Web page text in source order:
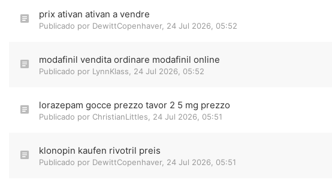
prix ativan ativan a vendre
Publicado por DewittCopenhaver, 24 Jul 2026, 05:52
modafinil vendita ordinare modafinil online
Publicado por LynnKlass 24 Jul 2026, 05:52
lorazepam gocce prezzo tavor 2 5 mg prezzo
Publicado por ChristianLittles 24 Jul 2026, 05:51
klonopin kaufen rivotril preis
Publicado por DewittCopenhaver, 24 Jul 2026, 05:51